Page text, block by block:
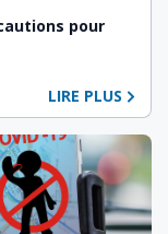
pour
LIRE PLUS